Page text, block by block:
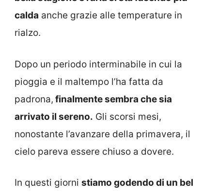
calda anche grazie alle temperature in
rialzo.
Dopo un periodo interminabile in cui la
pioggia e il maltempo l’ha fatta da
padrona, finalmente sembra che sia
arrivato il sereno. Gli scorsi mesi,
nonostante l’avanzare della primavera, il
cielo pareva essere chiuso a dovere.
In questi giorni stiamo godendo di un bel